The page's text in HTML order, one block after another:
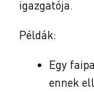
igazgatója.
Példák:
Egy
ennek